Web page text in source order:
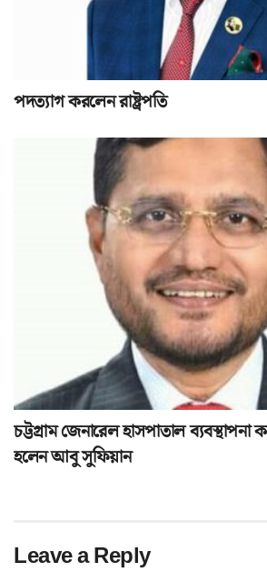
পদত্যাগ করলেন রাষ্ট্রপতি
চট্টগ্রাম জেনারেল হাসপাতাল ব্যবস্থাপনা
হলেন আবু সুফিয়ান
Leave a Reply